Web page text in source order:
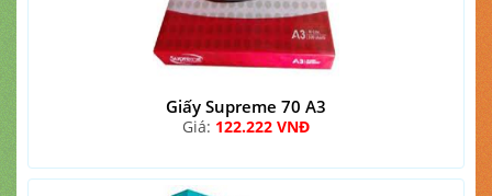
Giấy Supreme 70 A3
Giá: 122.222 VNĐ